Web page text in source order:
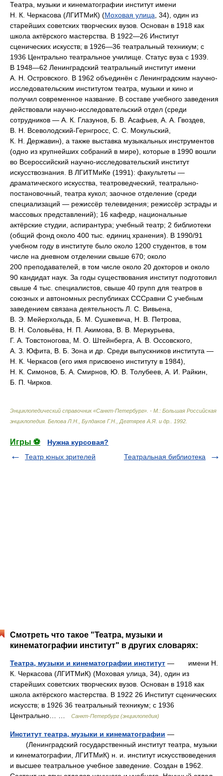
Театра, музыки и кинематографии институт имени
Н. К. Черкасова (ЛГИТМиК) (Моховая улица , 34), один из
старейших советских творческих вузов. Основан в 1918 как
школа актёрского мастерства. В 1922—26 Институт
сценических искусств; в 1926—36 театральный техникум; с
1936 Центрально театральное училище. Статус вуза с 1939.
В 1948—62 Ленинградский театральный институт имени
А. Н. Островского. В 1962 объединён с Ленинградским научно-
исследовательским институтом театра, музыки и кино и
получил современное название. В составе учебного заведения
действовали научно-исследовательский отдел (среди
сотрудников — А. К. Глазунов, Б. В. Асафьев, А. А. Гвоздев,
В. Н. Всеволодский-Гернгросс, С. С. Мокульский,
К. Н. Державин), а также выставка музыкальных инструментов
(одно из крупнейших собраний в мире), которые в 1990 вошли
во Всероссийский научно-исследовательский институт
искусствознания. В ЛГИТМиКе (1991): факультеты —
драматического искусства, театроведческий, театрально-
постановочный, театра кукол; заочное отделение (среди
специализаций — режиссёр телевидения; режиссёр эстрады и
массовых представлений); 16 кафедр, национальные
актёрские студии, аспирантура; учебный театр; 2 библиотеки
(общий фонд около 400 тыс. единиц хранения). В 1990/91
учебном году в институте было около 1200 студентов, в том
числе на дневном отделении свыше 670; около
200 преподавателей, в том числе около 20 докторов и около
90 кандидат наук. За годы существования институт подготовил
свыше 4 тыс. специалистов, свыше 40 групп для театров в
союзных и автономных республиках СССравни С учебным
заведением связана деятельность Л. С. Вивьена,
В. Э. Мейерхольда, Б. М. Сушкевича, Н. В. Петрова,
В. Н. Соловьёва, Н. П. Акимова, В. В. Меркурьева,
Г. А. Товстоногова, М. О. Штейнберга, А. В. Оссовского,
А. З. Юфита, В. Б. Зона и др. Среди выпускников института —
Н. К. Черкасов (его имя присвоено институту в 1984),
Н. К. Симонов, Б. А. Смирнов, Ю. В. Толубеев, А. И. Райкин,
Б. П. Чирков.
Энциклопедический справочник «Санкт-Петербург». - М.: Большая Российская
энциклопедия Белова Л.Н., Булдаков Г.Н., Дегтярев А.Я. и др. 1992
Игры ⚽
Нужна курсовая?
Театр юных зрителей
Театральная библиотека
Смотреть что такое "Театра, музыки и
кинематографии институт" в других словарях:
Театра, музыки и кинематографии институт — имени Н.
К. Черкасова (ЛГИТМиК) (Моховая улица, 34), один из
старейших советских творческих вузов. Основан в 1918 как
школа актёрского мастерства. В 1922 26 Институт сценических
искусств; в 1926 36 театральный техникум; с 1936
Центрально… …
Санкт-Петербург (энциклопедия)
Институт театра, музыки и кинематографии —
(Ленинградский государственный институт театра, музыки
и кинематографии, ЛГИТМиК) н. и. институт искусствоведения
и высшее театральное учебное заведение. Создан в 1962.